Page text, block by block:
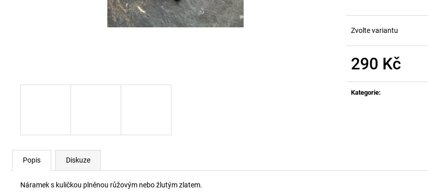
Zvolte variantu
290 Kč
Kategorie:
Popis Diskuze
Náramek s kuličkou plněnou růžovým nebo žlutým zlatem.